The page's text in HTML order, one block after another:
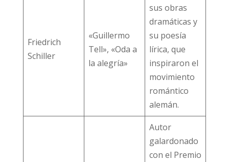
Friedrich
Schiller
«Guillermo
Tell», «Oda a
la alegría»
sus obras
dramáticas y
su poesía
lírica, que
inspiraron el
movimiento
romántico
alemán.
Autor
galardonado
con el Premio